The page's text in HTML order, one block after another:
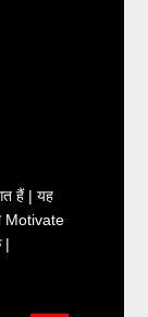
हैं | यह
Motivate
|